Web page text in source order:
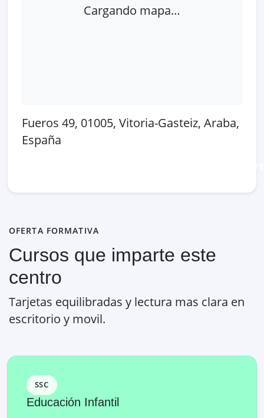
Cargando mapa…
Fueros 49, 01005, Vitoria-Gasteiz, Araba,
España
OFERTA FORMATIVA
Cursos que imparte este
centro
Tarjetas equilibradas y lectura mas clara en
escritorio y movil.
SSC
Educación Infantil